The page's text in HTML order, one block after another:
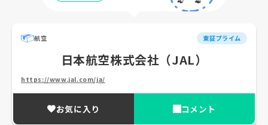
航空 東証プライム
日本航空株式会社（JAL）
https://www.jal.com/ja/
お気に入り コメント